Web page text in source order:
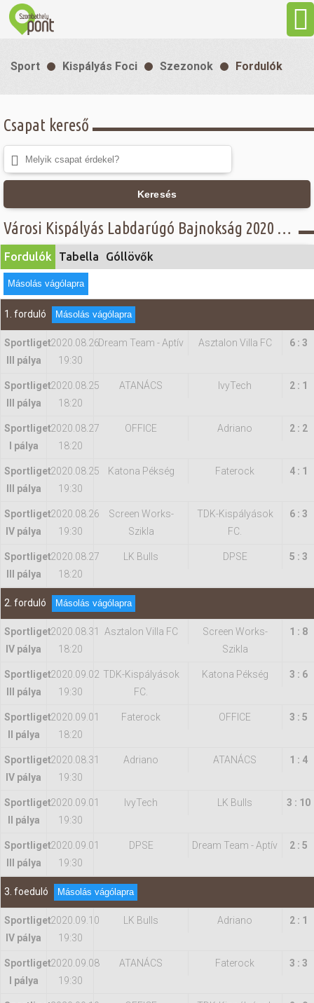
Látnivalók
Gasztronómia
Szállás
Sport
Szabadidő
Hasznos
Sport Kispályás Foci Szezonok Fordulók
Csapat kereső
Keresés
Városi Kispályás Labdarúgó Bajnokság 2020 - Fordulók - C. csoport
Fordulók Tabella Góllövők
Másolás vágólapra
1. forduló Másolás vágólapra
Sportliget
III pálya
2020.08.26
19:30
Dream Team - Aptív Asztalon Villa FC 6 : 3
Sportliget
III pálya
2020.08.25
18:20
ATANÁCS IvyTech 2 : 1
Sportliget
I pálya
2020.08.27
18:20
OFFICE Adriano 2 : 2
Sportliget
III pálya
2020.08.25
19:30
Katona Pékség Faterock 4 : 1
Sportliget
IV pálya
2020.08.26
19:30
Screen Works-
Szikla
TDK-Kispályások
FC.
6 : 3
Sportliget
III pálya
2020.08.27
18:20
LK Bulls DPSE 5 : 3
2. forduló Másolás vágólapra
Sportliget
IV pálya
2020.08.31
18:20
Asztalon Villa FC
Screen Works-
Szikla
1 : 8
Sportliget
III pálya
2020.09.02
19:30
TDK-Kispályások
FC.
Katona Pékség 3 : 6
Sportliget
II pálya
2020.09.01
18:20
Faterock OFFICE 3 : 5
Sportliget
IV pálya
2020.08.31
19:30
Adriano ATANÁCS 1 : 4
Sportliget
II pálya
2020.09.01
19:30
IvyTech LK Bulls 3 : 10
Sportliget
III pálya
2020.09.01
19:30
DPSE Dream Team - Aptív 2 : 5
3. foeduló Másolás vágólapra
Sportliget
IV pálya
2020.09.10
19:30
LK Bulls Adriano 2 : 1
Sportliget
I pálya
2020.09.08
19:30
ATANÁCS Faterock 3 : 3